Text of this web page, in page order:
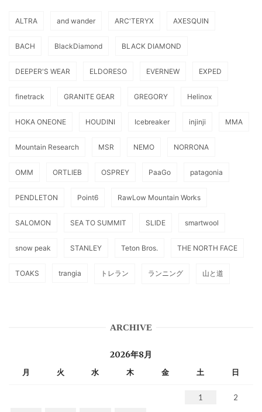
ALTRA and wander ARC'TERYX AXESQUIN
BACH BlackDiamond BLACK DIAMOND
DEEPER'S WEAR ELDORESO EVERNEW EXPED
finetrack GRANITE GEAR GREGORY Helinox
HOKA ONEONE HOUDINI Icebreaker injinji MMA
Mountain Research MSR NEMO NORRONA
OMM ORTLIEB OSPREY PaaGo patagonia
PENDLETON Point6 RawLow Mountain Works
SALOMON SEA TO SUMMIT SLIDE smartwool
snow peak STANLEY Teton Bros. THE NORTH FACE
TOAKS trangia トレラン ランニング 山と道
ARCHIVE
2026年8月
月 火 水 木 金 土 日
1
2